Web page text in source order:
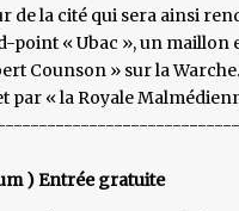
de la cité qui sera ainsi
« Ubac », un maillon
Counson » sur la
par « la Royale
) Entrée gratuite